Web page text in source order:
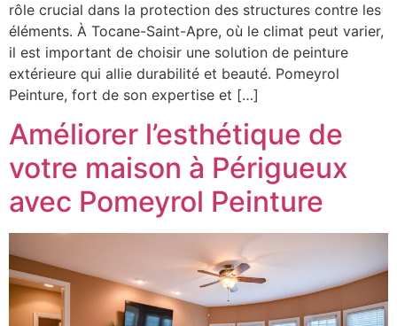
rôle crucial dans la protection des structures contre les
éléments. À Tocane-Saint-Apre, où le climat peut varier,
il est important de choisir une solution de peinture
extérieure qui allie durabilité et beauté. Pomeyrol
Peinture, fort de son expertise et […]
Améliorer l’esthétique de
votre maison à Périgueux
avec Pomeyrol Peinture